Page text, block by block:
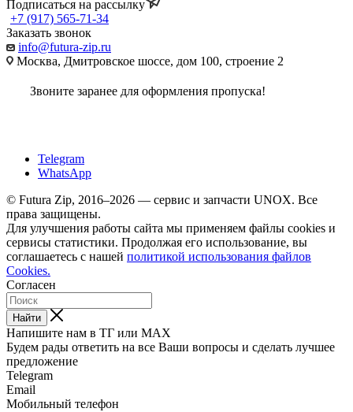
Подписаться на рассылку
+7 (917) 565-71-34
Заказать звонок
info@futura-zip.ru
Москва, Дмитровское шоссе, дом 100, строение 2
Звоните заранее для оформления пропуска!
Telegram
WhatsApp
© Futura Zip, 2016–2026 — сервис и запчасти UNOX. Все
права защищены.
Для улучшения работы сайта мы применяем файлы cookies и
сервисы статистики. Продолжая его использование, вы
соглашаетесь с нашей политикой использования файлов
Cookies.
Согласен
Найти
Напишите нам в ТГ или MAX
Будем рады ответить на все Ваши вопросы и сделать лучшее
предложение
Telegram
Email
Мобильный телефон